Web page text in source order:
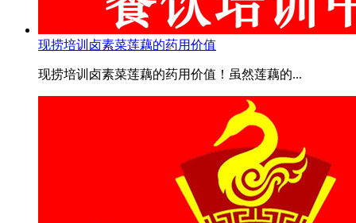
现捞培训卤素菜莲藕的药用价值
现捞培训卤素菜莲藕的药用价值！虽然莲藕的...